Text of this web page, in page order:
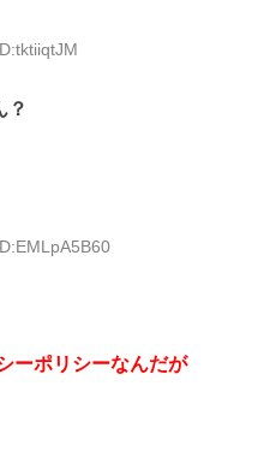
？
ーポリシーなんだが